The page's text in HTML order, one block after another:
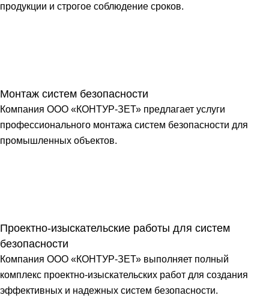
продукции и строгое соблюдение сроков.
Монтаж систем безопасности
Компания ООО «КОНТУР-ЗЕТ» предлагает услуги
профессионального монтажа систем безопасности для
промышленных объектов.
Проектно-изыскательские работы для систем
безопасности
Компания ООО «КОНТУР-ЗЕТ» выполняет полный
комплекс проектно-изыскательских работ для создания
эффективных и надежных систем безопасности.